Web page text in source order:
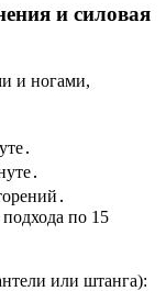
и силовая
и ногами,
по 15
или штанга):